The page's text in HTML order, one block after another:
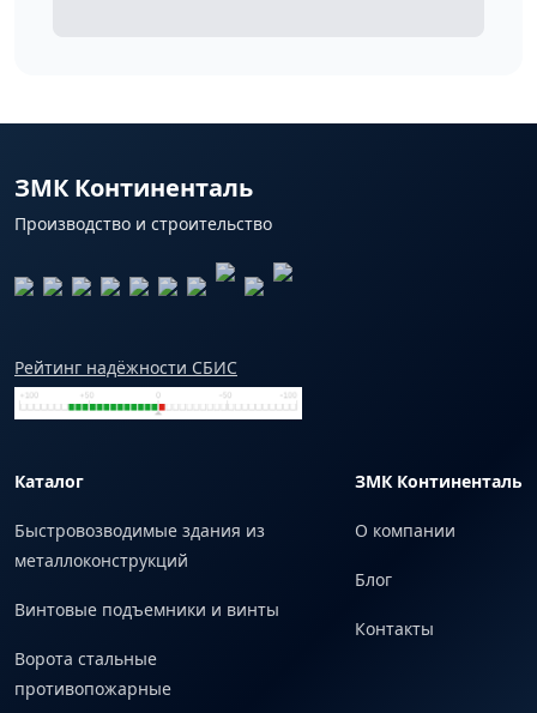
ЗМК Континенталь
Производство и строительство
Рейтинг надёжности СБИС
Каталог
Быстровозводимые здания из
металлоконструкций
Винтовые подъемники и винты
Ворота стальные
противопожарные
ЗМК Континенталь
О компании
Блог
Контакты